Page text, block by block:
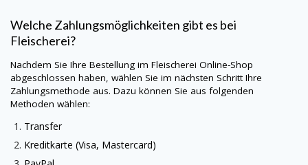
Welche Zahlungsmöglichkeiten gibt es bei
Fleischerei?
Nachdem Sie Ihre Bestellung im Fleischerei Online-Shop
abgeschlossen haben, wählen Sie im nächsten Schritt Ihre
Zahlungsmethode aus. Dazu können Sie aus folgenden
Methoden wählen:
Transfer
Kreditkarte (Visa, Mastercard)